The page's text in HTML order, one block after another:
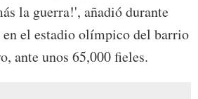
la guerra!', añadió durante
en el estadio olímpico del barrio
ante unos 65,000 fieles.